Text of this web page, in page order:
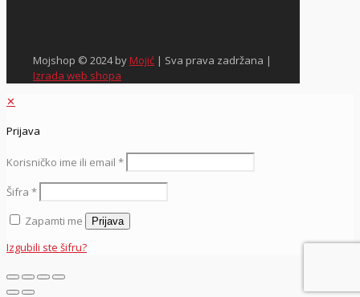
Mojshop © 2024 byMojić | Sva prava zadržana |
Izrada web shopa
✕
Prijava
Korisničko ime ili email *
Šifra *
Zapamti me
Prijava
Izgubili ste šifru?